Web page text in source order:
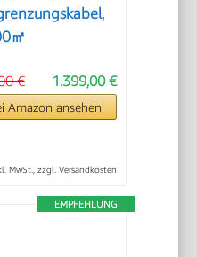
㎡
1.399,00 €
€
Amazon ansehen
MwSt., zzgl. Versandkosten
EMPFEHLUNG